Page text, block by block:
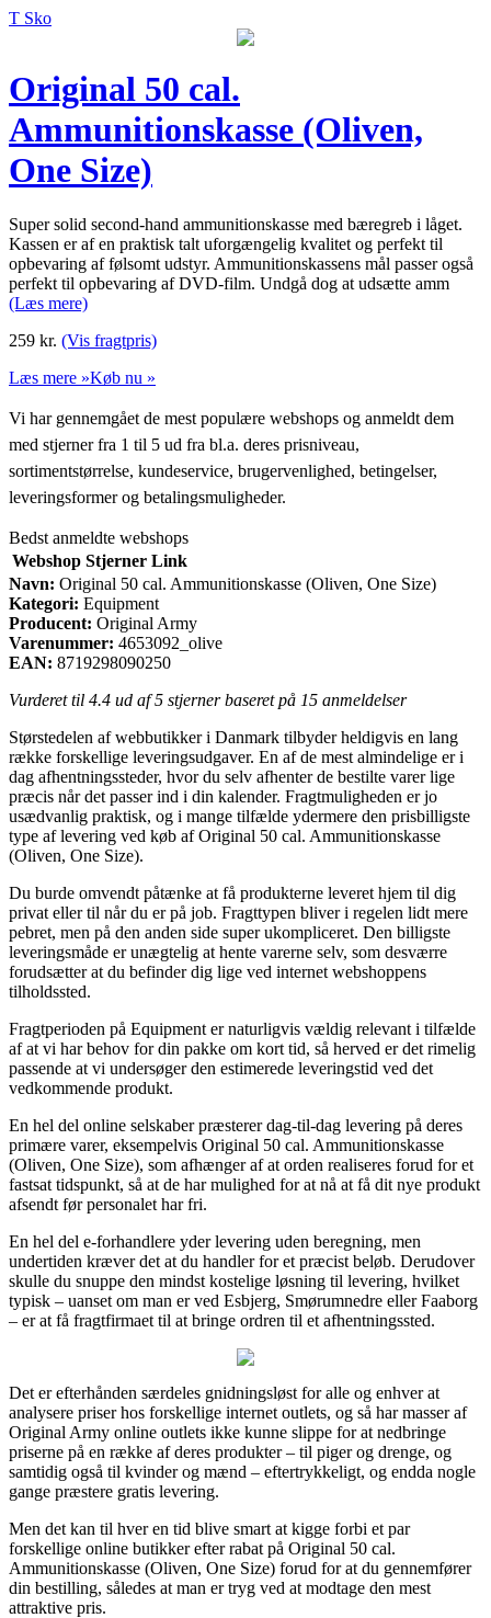
T Sko
Original 50 cal.
Ammunitionskasse (Oliven,
One Size)
Super solid second-hand ammunitionskasse med bæregreb i låget.
Kassen er af en praktisk talt uforgængelig kvalitet og perfekt til
opbevaring af følsomt udstyr. Ammunitionskassens mål passer også
perfekt til opbevaring af DVD-film. Undgå dog at udsætte amm
(Læs mere)
259 kr. (Vis fragtpris)
Læs mere »Køb nu »
Vi har gennemgået de mest populære webshops og anmeldt dem
med stjerner fra 1 til 5 ud fra bl.a. deres prisniveau,
sortimentstørrelse, kundeservice, brugervenlighed, betingelser,
leveringsformer og betalingsmuligheder.
Bedst anmeldte webshops
Webshop Stjerner Link
Navn: Original 50 cal. Ammunitionskasse (Oliven, One Size)
Kategori: Equipment
Producent: Original Army
Varenummer: 4653092_olive
EAN: 8719298090250
Vurderet til 4.4 ud af 5 stjerner baseret på 15 anmeldelser
Størstedelen af webbutikker i Danmark tilbyder heldigvis en lang
række forskellige leveringsudgaver. En af de mest almindelige er i
dag afhentningssteder, hvor du selv afhenter de bestilte varer lige
præcis når det passer ind i din kalender. Fragtmuligheden er jo
usædvanlig praktisk, og i mange tilfælde ydermere den prisbilligste
type af levering ved køb af Original 50 cal. Ammunitionskasse
(Oliven, One Size).
Du burde omvendt påtænke at få produkterne leveret hjem til dig
privat eller til når du er på job. Fragttypen bliver i regelen lidt mere
pebret, men på den anden side super ukompliceret. Den billigste
leveringsmåde er unægtelig at hente varerne selv, som desværre
forudsætter at du befinder dig lige ved internet webshoppens
tilholdssted.
Fragtperioden på Equipment er naturligvis vældig relevant i tilfælde
af at vi har behov for din pakke om kort tid, så herved er det rimelig
passende at vi undersøger den estimerede leveringstid ved det
vedkommende produkt.
En hel del online selskaber præsterer dag-til-dag levering på deres
primære varer, eksempelvis Original 50 cal. Ammunitionskasse
(Oliven, One Size), som afhænger af at orden realiseres forud for et
fastsat tidspunkt, så at de har mulighed for at nå at få dit nye produkt
afsendt før personalet har fri.
En hel del e-forhandlere yder levering uden beregning, men
undertiden kræver det at du handler for et præcist beløb. Derudover
skulle du snuppe den mindst kostelige løsning til levering, hvilket
typisk – uanset om man er ved Esbjerg, Smørumnedre eller Faaborg
– er at få fragtfirmaet til at bringe ordren til et afhentningssted.
Det er efterhånden særdeles gnidningsløst for alle og enhver at
analysere priser hos forskellige internet outlets, og så har masser af
Original Army online outlets ikke kunne slippe for at nedbringe
priserne på en række af deres produkter – til piger og drenge, og
samtidig også til kvinder og mænd – eftertrykkeligt, og endda nogle
gange præstere gratis levering.
Men det kan til hver en tid blive smart at kigge forbi et par
forskellige online butikker efter rabat på Original 50 cal.
Ammunitionskasse (Oliven, One Size) forud for at du gennemfører
din bestilling, således at man er tryg ved at modtage den mest
attraktive pris.